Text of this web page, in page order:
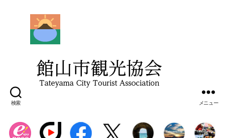
検索
光
協
会
メニュー